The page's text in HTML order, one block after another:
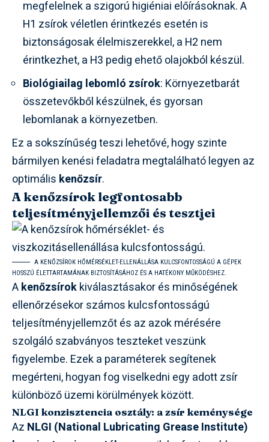
megfelelnek a szigorú higiéniai előírásoknak. A
H1 zsírok véletlen érintkezés esetén is
biztonságosak élelmiszerekkel, a H2 nem
érintkezhet, a H3 pedig ehető olajokból készül.
Biológiailag lebomló zsírok: Környezetbarát
összetevőkből készülnek, és gyorsan
lebomlanak a környezetben.
Ez a sokszínűség teszi lehetővé, hogy szinte
bármilyen kenési feladatra megtalálható legyen az
optimális kenőzsír.
A kenőzsírok legfontosabb
teljesítményjellemzői és tesztjei
A KENŐZSÍROK HŐMÉRSÉKLET-ELLENÁLLÁSA KULCSFONTOSSÁGÚ A GÉPEK
HOSSZÚ ÉLETTARTAMÁNAK BIZTOSÍTÁSÁHOZ ÉS A HATÉKONY MŰKÖDÉSHEZ.
Akenőzsírokkiválasztásakor és minőségének
ellenőrzésekor számos kulcsfontosságú
teljesítményjellemzőt és az azok mérésére
szolgáló szabványos teszteket veszünk
figyelembe. Ezek a paraméterek segítenek
megérteni, hogyan fog viselkedni egy adott zsír
különböző üzemi körülmények között.
NLGI konzisztencia osztály: a zsír keménysége
Az NLGI (National Lubricating Grease Institute)